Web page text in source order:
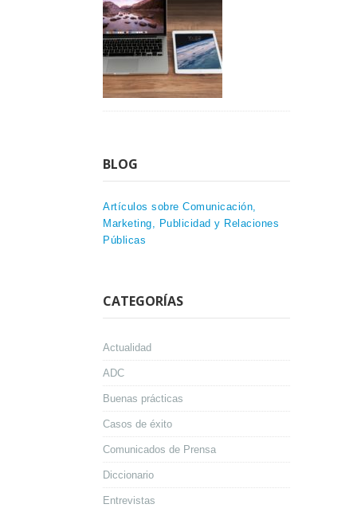
BLOG
Artículos sobre Comunicación,
Marketing, Publicidad y Relaciones
Públicas
CATEGORÍAS
Actualidad
ADC
Buenas prácticas
Casos de éxito
Comunicados de Prensa
Diccionario
Entrevistas